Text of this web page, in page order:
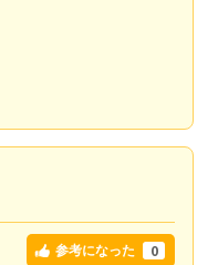
参考になった 0